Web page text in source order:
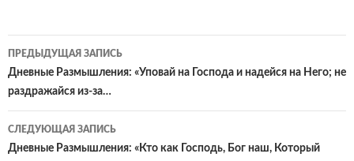
Навигация
по
записям
ПРЕДЫДУЩАЯ ЗАПИСЬ
Дневные Размышления: «Уповай на Господа и надейся на Него; не
раздражайся из-за…
СЛЕДУЮЩАЯ ЗАПИСЬ
Дневные Размышления: «Кто как Господь, Бог наш, Который